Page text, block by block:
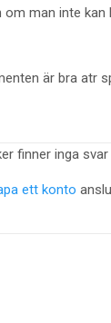
man inte kan
är bra atr
finner inga svar
ett konto